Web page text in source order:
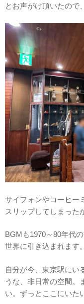
とお声がけ頂いたので
サイフォンやコーヒー
スリップしてしまった
BGMも1970～80年代
世界に引き込まれます。
自分が今、東京駅にい
うな、非日常の空間。
い。ずっとここにいた